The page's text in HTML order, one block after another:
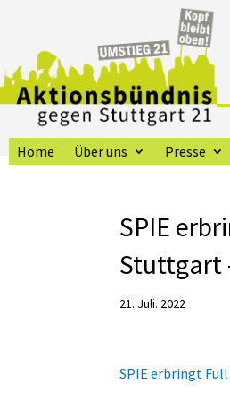
Home Über uns Presse
SPIE
Stuttgart
21. Juli. 2022
SPIE erbringt